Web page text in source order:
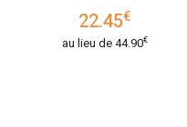
22.45€
au lieu de44.90€